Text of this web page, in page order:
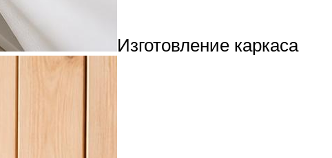
Изготовление каркаса